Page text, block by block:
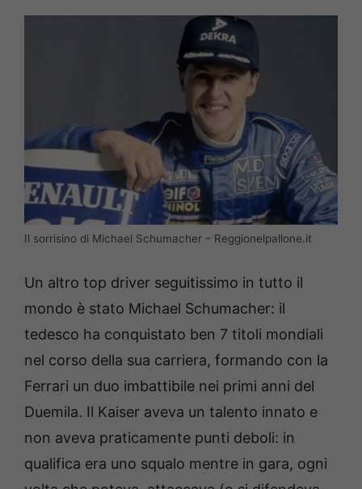
Il sorrisino di Michael Schumacher – Reggionelpallone.it
Un altro top driver seguitissimo in tutto il
mondo è stato Michael Schumacher: il
tedesco ha conquistato ben 7 titoli mondiali
nel corso della sua carriera, formando con la
Ferrari un duo imbattibile nei primi anni del
Duemila. Il Kaiser aveva un talento innato e
non aveva praticamente punti deboli: in
qualifica era uno squalo mentre in gara, ogni